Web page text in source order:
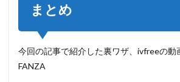
まとめ
今回の記事で紹介した裏ワザ、ivfreeの動
FANZA